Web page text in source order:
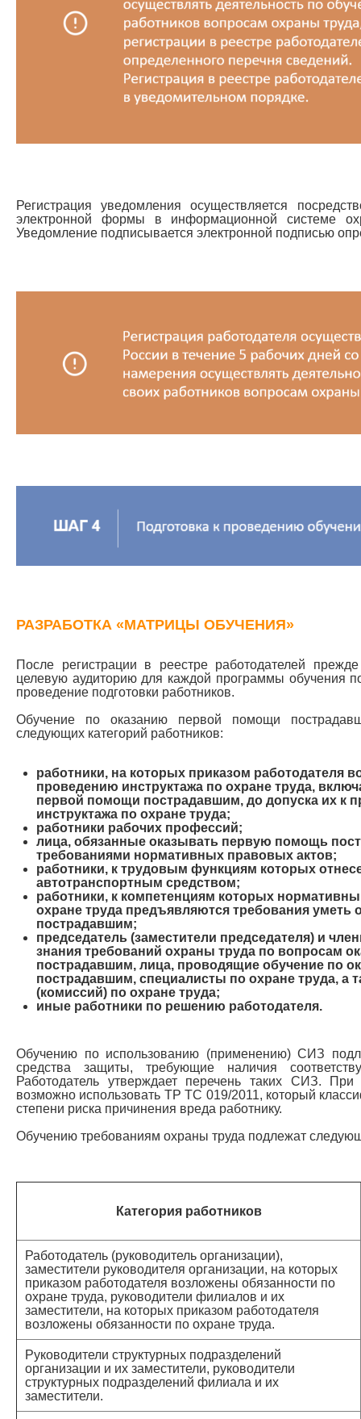
Регистрация уведомления осуществляется
электронной формы в информационной системе
Уведомление подписывается электронной подписью
РАЗРАБОТКА «МАТРИЦЫ ОБУЧЕНИЯ»
После регистрации в реестре работодателей
целевую аудиторию для каждой программы обучения
проведение подготовки работников.
Обучение по оказанию первой помощи
следующих категорий работников:
работники, на которых приказом работодателя
проведению инструктажа по охране труда,
первой помощи пострадавшим, до допуска их к
инструктажа по охране труда;
работники рабочих профессий;
лица, обязанные оказывать первую помощь
требованиями нормативных правовых актов;
работники, к трудовым функциям которых
автотранспортным средством;
работники, к компетенциям которых
охране труда предъявляются требования
пострадавшим;
председатель (заместители председателя) и
знания требований охраны труда по вопросам
пострадавшим, лица, проводящие обучение по
пострадавшим, специалисты по охране труда, а
(комиссий) по охране труда;
иные работники по решению работодателя.
Обучению по использованию (применению) СИЗ
средства защиты, требующие наличия
Работодатель утверждает перечень таких СИЗ. При
возможно использовать ТР ТС 019/2011, который
степени риска причинения вреда работнику.
Обучению требованиям охраны труда подлежат
Категория работников
Работодатель (руководитель организации),
заместители руководителя организации, на которых
приказом работодателя возложены обязанности по
охране труда, руководители филиалов и их
заместители, на которых приказом работодателя
возложены обязанности по охране труда.
Руководители структурных подразделений
организации и их заместители, руководители
структурных подразделений филиала и их
заместители.